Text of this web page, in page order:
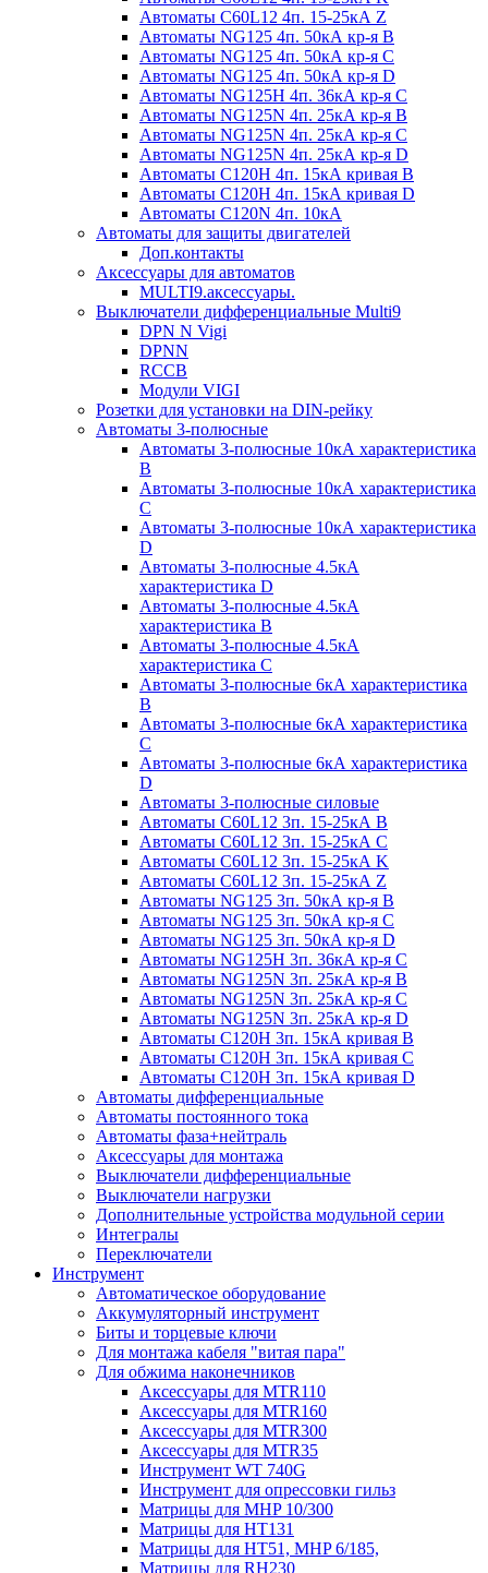
Автоматы C60L12 4п. 15-25кА Z
Автоматы NG125 4п. 50кА кр-я B
Автоматы NG125 4п. 50кА кр-я C
Автоматы NG125 4п. 50кА кр-я D
Автоматы NG125H 4п. 36кА кр-я C
Автоматы NG125N 4п. 25кА кр-я B
Автоматы NG125N 4п. 25кА кр-я C
Автоматы NG125N 4п. 25кА кр-я D
Автоматы С120H 4п. 15кА кривая B
Автоматы С120H 4п. 15кА кривая D
Автоматы С120N 4п. 10кА
Автоматы для защиты двигателей
Доп.контакты
Аксессуары для автоматов
MULTI9.аксессуары.
Выключатели дифференциальные Multi9
DPN N Vigi
DPNN
RCCB
Модули VIGI
Розетки для установки на DIN-рейку
Автоматы 3-полюсные
Автоматы 3-полюсные 10кА характеристика
B
Автоматы 3-полюсные 10кА характеристика
C
Автоматы 3-полюсные 10кА характеристика
D
Автоматы 3-полюсные 4.5кА
характеристика D
Автоматы 3-полюсные 4.5кА
характеристика В
Автоматы 3-полюсные 4.5кА
характеристика С
Автоматы 3-полюсные 6кА характеристика
B
Автоматы 3-полюсные 6кА характеристика
C
Автоматы 3-полюсные 6кА характеристика
D
Автоматы 3-полюсные силовые
Автоматы C60L12 3п. 15-25кА B
Автоматы C60L12 3п. 15-25кА C
Автоматы C60L12 3п. 15-25кА K
Автоматы C60L12 3п. 15-25кА Z
Автоматы NG125 3п. 50кА кр-я B
Автоматы NG125 3п. 50кА кр-я C
Автоматы NG125 3п. 50кА кр-я D
Автоматы NG125H 3п. 36кА кр-я C
Автоматы NG125N 3п. 25кА кр-я B
Автоматы NG125N 3п. 25кА кр-я C
Автоматы NG125N 3п. 25кА кр-я D
Автоматы С120Н 3п. 15кА кривая B
Автоматы С120Н 3п. 15кА кривая C
Автоматы С120Н 3п. 15кА кривая D
Автоматы дифференциальные
Автоматы постоянного тока
Автоматы фаза+нейтраль
Аксессуары для монтажа
Выключатели дифференциальные
Выключатели нагрузки
Дополнительные устройства модульной серии
Интегралы
Переключатели
Инструмент
Автоматическое оборудование
Аккумуляторный инструмент
Биты и торцевые ключи
Для монтажа кабеля "витая пара"
Для обжима наконечников
Аксессуары для MTR110
Аксессуары для MTR160
Аксессуары для MTR300
Аксессуары для MTR35
Инструмент WT 740G
Инструмент для опрессовки гильз
Матрицы для MHP 10/300
Матрицы для НТ131
Матрицы для НТ51, MHP 6/185,
Матрицы для RH230